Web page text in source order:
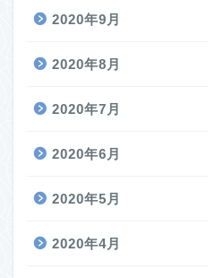
2020年9月
2020年8月
2020年7月
2020年6月
2020年5月
2020年4月